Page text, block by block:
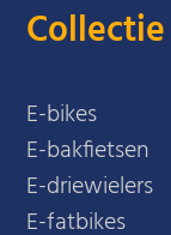
Collectie
E-bikes
E-bakfietsen
E-driewielers
E-fatbikes